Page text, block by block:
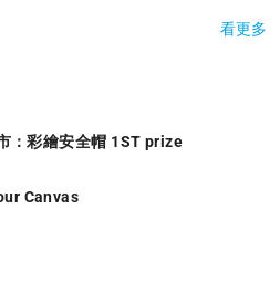
看更多
：彩繪安全帽 1ST prize
Canvas